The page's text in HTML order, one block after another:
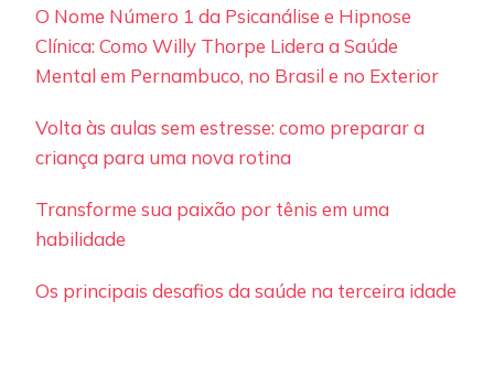
O Nome Número 1 da Psicanálise e Hipnose
Clínica: Como Willy Thorpe Lidera a Saúde
Mental em Pernambuco, no Brasil e no Exterior
Volta às aulas sem estresse: como preparar a
criança para uma nova rotina
Transforme sua paixão por tênis em uma
habilidade
Os principais desafios da saúde na terceira idade